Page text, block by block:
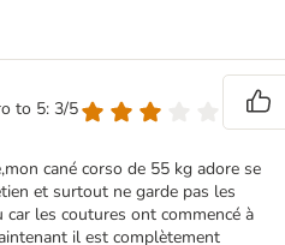
to 5: 3/5
cané corso de 55 kg adore se
et surtout ne garde pas les
les coutures ont commencé à
il est complètement